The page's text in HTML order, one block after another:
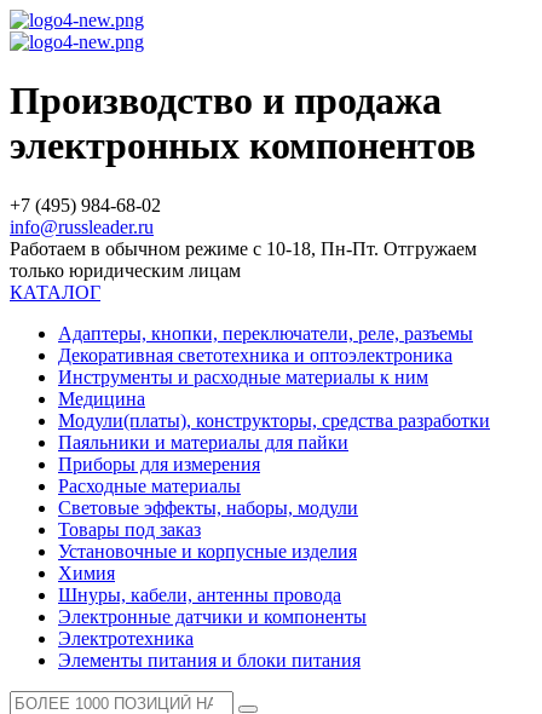
Производство и продажа
электронных компонентов
+7 (495) 984-68-02
info@russleader.ru
Работаем в обычном режиме с 10-18, Пн-Пт. Отгружаем
только юридическим лицам
КАТАЛОГ
Адаптеры, кнопки, переключатели, реле, разъемы
Декоративная светотехника и оптоэлектроника
Инструменты и расходные материалы к ним
Медицина
Модули(платы), конструкторы, средства разработки
Паяльники и материалы для пайки
Приборы для измерения
Расходные материалы
Световые эффекты, наборы, модули
Товары под заказ
Установочные и корпусные изделия
Химия
Шнуры, кабели, антенны провода
Электронные датчики и компоненты
Электротехника
Элементы питания и блоки питания